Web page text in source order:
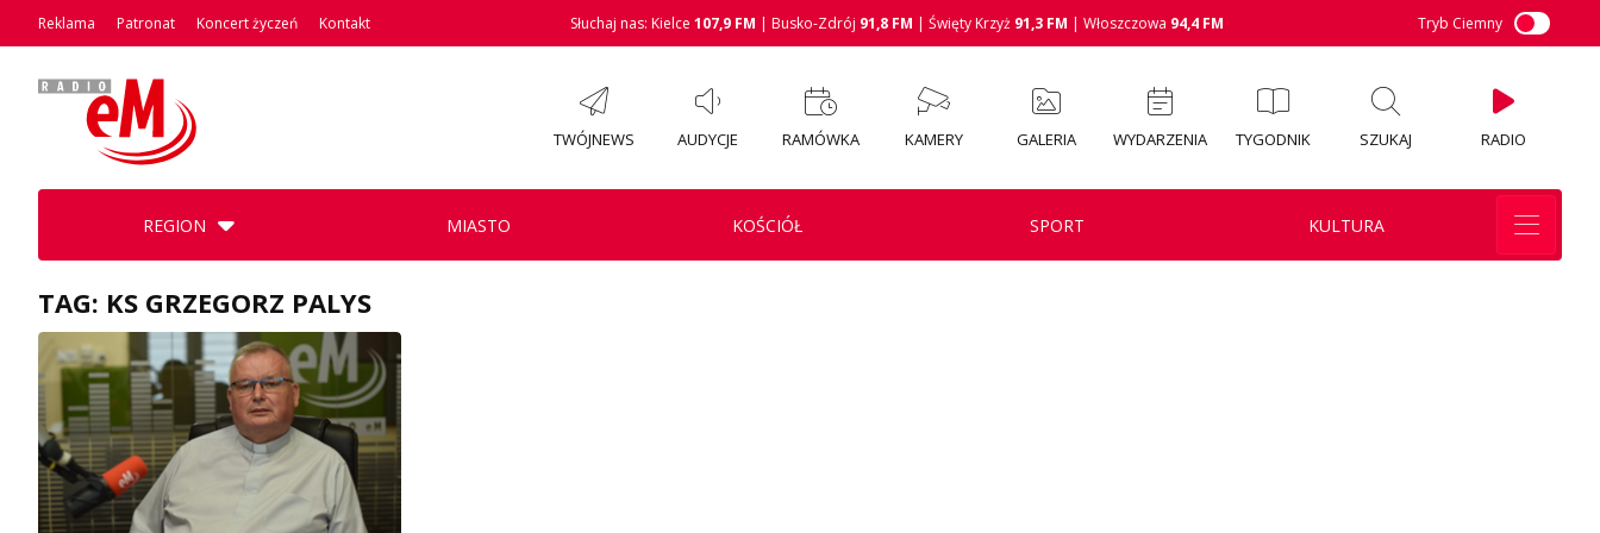
Reklama Patronat Koncert życzeń Kontakt Słuchaj nas: Kielce 107,9 FM | Busko-Zdrój 91,8 FM | Święty Krzyż 91,3 FM | Włoszczowa 94,4 FM Tryb Ciemny
TWÓJNEWS AUDYCJE RAMÓWKA KAMERY GALERIA WYDARZENIA TYGODNIK SZUKAJ RADIO
REGION MIASTO KOŚCIÓŁ SPORT KULTURA
TAG: KS GRZEGORZ PALYS